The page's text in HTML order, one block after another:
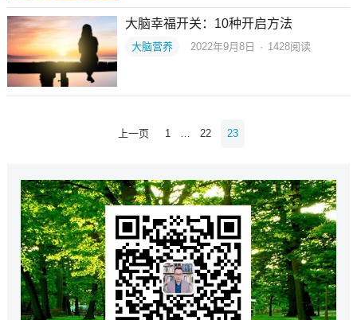
大脑幸福开关：10种开启方法
大脑营养 2022年9月8日 · 1428阅读
上一页 1 22 23